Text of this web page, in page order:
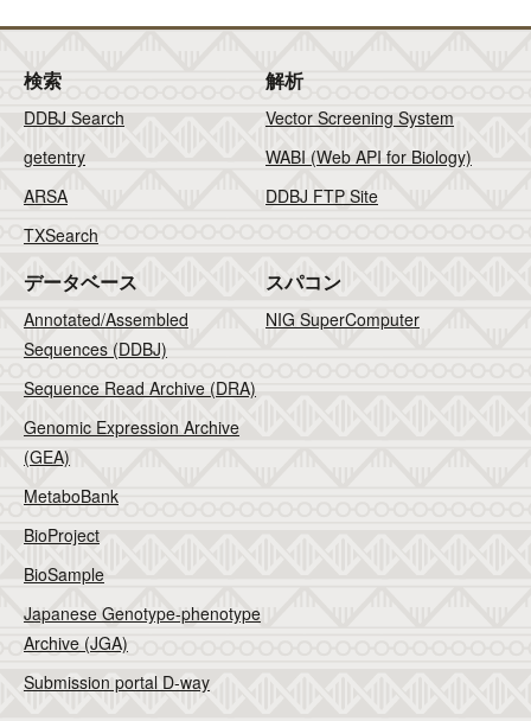
検索
DDBJ Search
getentry
ARSA
TXSearch
解析
Vector Screening System
WABI (Web API for Biology)
DDBJ FTP Site
データベース
Annotated/Assembled
Sequences (DDBJ)
Sequence Read Archive (DRA)
Genomic Expression Archive
(GEA)
MetaboBank
BioProject
BioSample
Japanese Genotype-phenotype
Archive (JGA)
Submission portal D-way
スパコン
NIG SuperComputer